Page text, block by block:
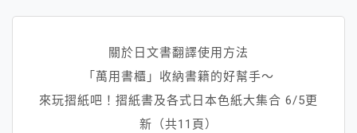
關於日文書翻譯使用方法
「萬用書櫃」收納書籍的好幫手～
來玩摺紙吧！摺紙書及各式日本色紙大集合 6/5更
新（共11頁）